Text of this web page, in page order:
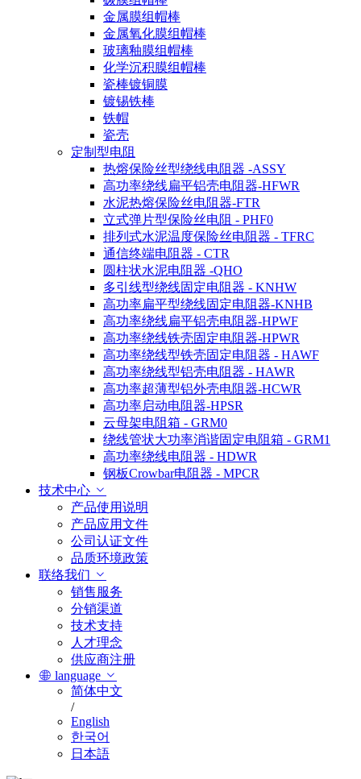
金属膜组帽棒
金属氧化膜组帽棒
玻璃釉膜组帽棒
化学沉积膜组帽棒
瓷棒镀铜膜
镀锡铁棒
铁帽
瓷壳
定制型电阻
热熔保险丝型绕线电阻器 -ASSY
高功率绕线扁平铝壳电阻器-HFWR
水泥热熔保险丝电阻器-FTR
立式弹片型保险丝电阻 - PHF0
排列式水泥温度保险丝电阻器 - TFRC
通信终端电阻器 - CTR
圆柱状水泥电阻器 -QHO
多引线型绕线固定电阻器 - KNHW
高功率扁平型绕线固定电阻器-KNHB
高功率绕线扁平铝壳电阻器-HPWF
高功率绕线铁壳固定电阻器-HPWR
高功率绕线型铁壳固定电阻器 - HAWF
高功率绕线型铝壳电阻器 - HAWR
高功率超薄型铝外壳电阻器-HCWR
高功率启动电阻器-HPSR
云母架电阻箱 - GRM0
绕线管状大功率消谐固定电阻箱 - GRM1
高功率绕线电阻器 - HDWR
钢板Crowbar电阻器 - MPCR
技术中心
产品使用说明
产品应用文件
公司认证文件
品质环境政策
联络我们
销售服务
分销渠道
技术支持
人才理念
供应商注册
language
简体中文
/
English
한국어
日本語